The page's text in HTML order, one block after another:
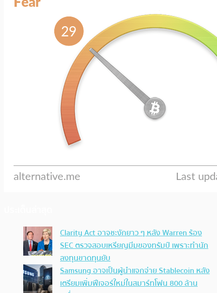
Clarity Act อาจชะงักยาว ๆ หลัง Warren ร้อง
SEC ตรวจสอบเหรียญมีมของทรัมป์ เพราะทำนัก
ลงทุนขาดทุนยับ
Samsung อาจเป็นผู้นำแจกจ่าย Stablecoin หลัง
เตรียมเพิ่มฟีเจอร์ใหม่ในสมาร์ทโฟน 800 ล้าน